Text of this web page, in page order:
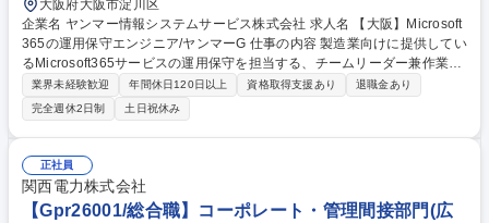
大阪府大阪市淀川区
企業名 ヤンマー情報システムサービス株式会社 求人名 【大阪】Microsoft
365の運用保守エンジニア/ヤンマーG 仕事の内容 製造業向けに提供してい
るMicrosoft365サービスの運用保守を担当する、チームリーダー兼作業メ
ンバーの募集です。 ・Microsoft365（Exchange、SharePoint、Teams、
など）の運用保守 ・Microsoft365に関係するセキュリティ対応業務（監視
通知対応、ID管理対応、など） ※日々の運用保守に加えて、新規グループ
会社向けのサービス導入などの中長期対応も 担当いただきます 募集職種
【大阪】Microsoft365の運用保守エンジニア/ヤンマーG
業界未経験歓迎 年間休日120日以上 資格取得支援あり
退職金あり
完全週休2日制
土日祝休み
正社員
関西電力株式会社
【Gpr26001/総合職】コーポレート・管理間接部門(広